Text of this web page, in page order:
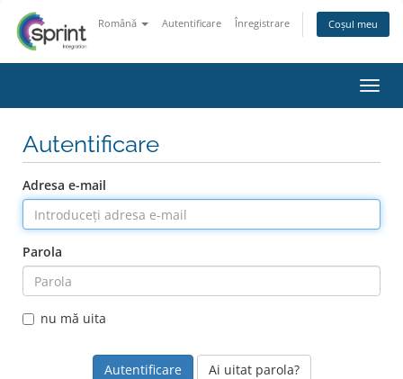
Română Autentificare Înregistrare Coșul meu
Autentificare
Adresa e-mail
Parola
nu mă uita
Ai uitat parola?